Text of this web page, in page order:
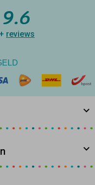
9.6
reviews